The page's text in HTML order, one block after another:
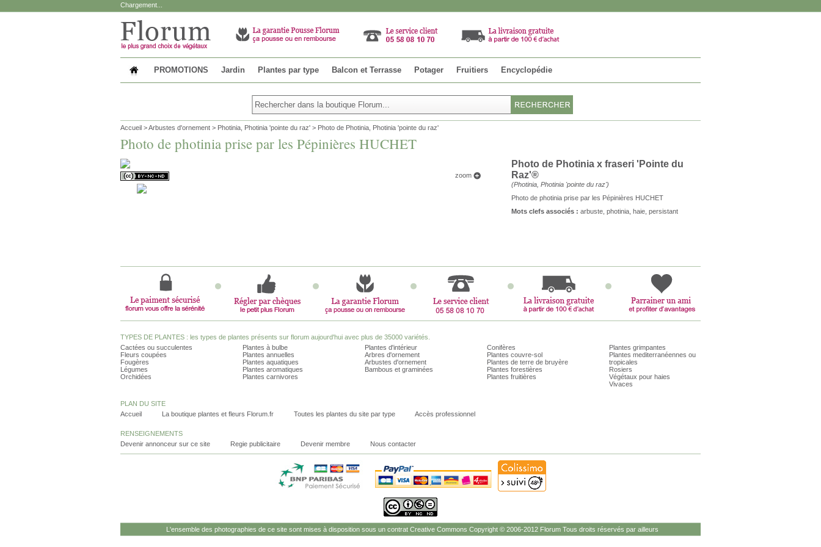
Chargement...
PROMOTIONS Jardin Plantes par type Balcon et Terrasse Potager Fruitiers Encyclopédie
Accueil >Arbustes d'ornement > Photinia, Photinia 'pointe du raz' > Photo de Photinia, Photinia 'pointe du raz'
Photo de photinia prise par les Pépinières HUCHET
zoom
Photo de Photinia x fraseri 'Pointe du
Raz'®
(Photinia Photinia 'pointe du raz')
Photo de photinia prise par les Pépinières HUCHET
Mots clefs associés : arbuste photinia haie persistant
TYPES DE PLANTES : les types de plantes présents sur florum aujourd'hui avec plus de 35000 variétés.
Cactées ou succulentes
Fleurs coupées
Fougères
Légumes
Orchidées
Plantes à bulbe
Plantes annuelles
Plantes aquatiques
Plantes aromatiques
Plantes carnivores
Plantes d'intérieur
Arbres d'ornement
Arbustes d'ornement
Bambous et graminées
Conifères
Plantes couvre-sol
Plantes de terre de bruyère
Plantes forestières
Plantes fruitières
Plantes grimpantes
Plantes mediterranéennes ou
tropicales
Rosiers
Végétaux pour haies
Vivaces
PLAN DU SITE
Accueil
La boutique plantes et fleurs Florum.fr Toutes les plantes du site par type Accès professionnel
RENSEIGNEMENTS
Devenir annonceur sur ce site
Regie publicitaire Devenir membre Nous contacter
L'ensemble des photographies de ce site sont mises à disposition sous un contrat Creative Commons Copyright © 2006-2012 Florum Tous droits réservés par ailleurs